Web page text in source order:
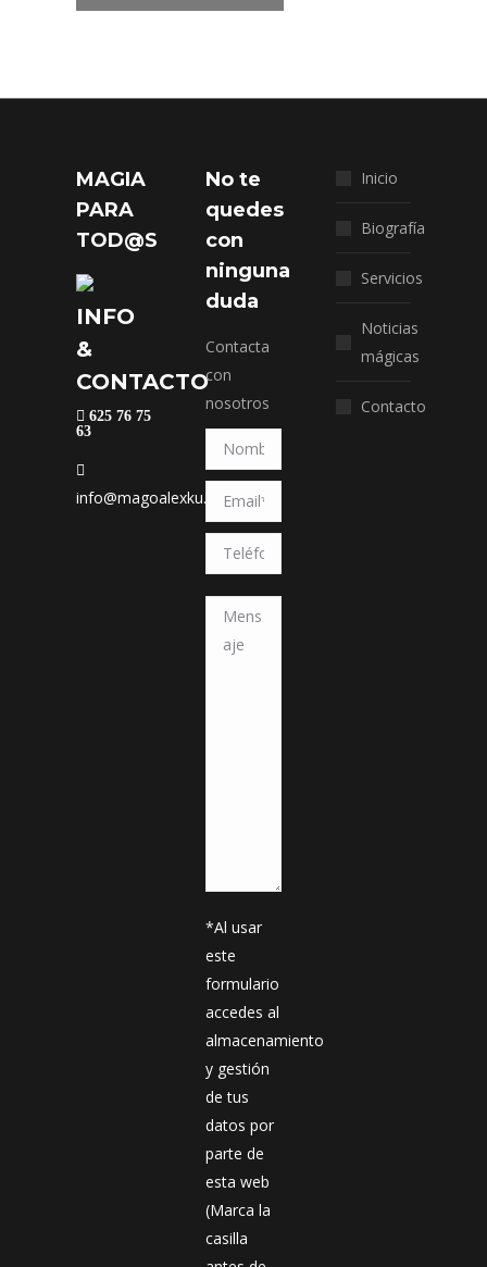
MAGIA
PARA
TOD@S
INFO
&
CONTACTO
625 76 75
63
info@magoalexku.com
No te
quedes
con
ninguna
duda
Contacta
con
nosotros
*Al usar
este
formulario
accedes al
almacenamiento
y gestión
de tus
datos por
parte de
esta web
(Marca la
casilla
Inicio
Biografía
Servicios
Noticias
mágicas
Contacto